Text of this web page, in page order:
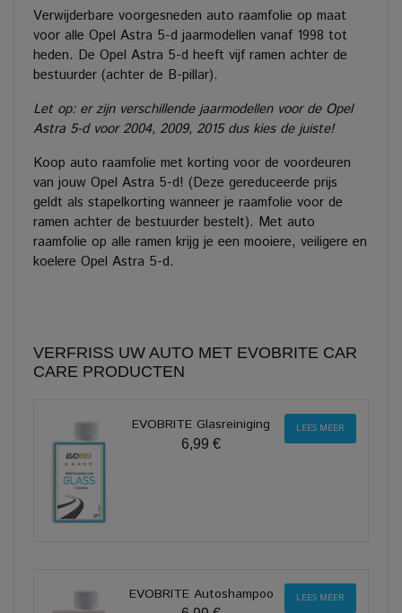
Verwijderbare voorgesneden auto raamfolie op maat
voor alle Opel Astra 5-d jaarmodellen vanaf 1998 tot
heden. De Opel Astra 5-d heeft vijf ramen achter de
bestuurder (achter de B-pillar).
Let op: er zijn verschillende jaarmodellen voor de Opel
Astra 5-d voor 2004, 2009, 2015 dus kies de juiste!
Koop auto raamfolie met korting voor de voordeuren
van jouw Opel Astra 5-d! (Deze gereduceerde prijs
geldt als stapelkorting wanneer je raamfolie voor de
ramen achter de bestuurder bestelt). Met auto
raamfolie op alle ramen krijg je een mooiere, veiligere en
koelere Opel Astra 5-d.
VERFRISS UW AUTO MET EVOBRITE CAR
CARE PRODUCTEN
EVOBRITE Glasreiniging
6,99 €
LEES MEER
EVOBRITE Autoshampoo LEES MEER